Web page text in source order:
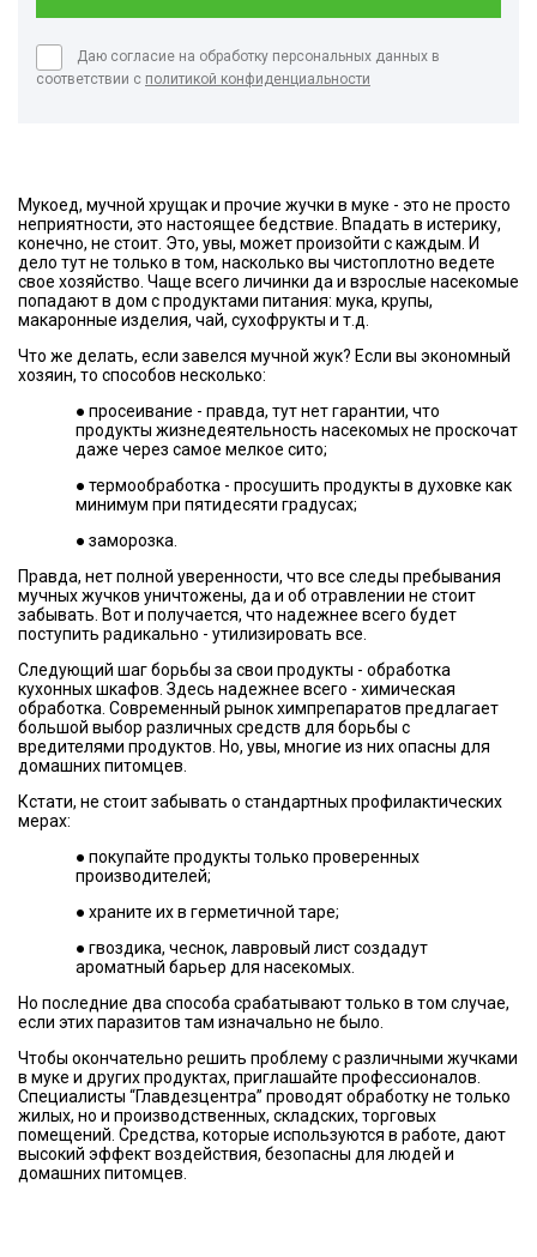
Даю согласие на обработку персональных данных в
соответствии с политикой конфиденциальности
Мукоед, мучной хрущак и прочие жучки в муке - это не просто
неприятности, это настоящее бедствие. Впадать в истерику,
конечно, не стоит. Это, увы, может произойти с каждым. И
дело тут не только в том, насколько вы чистоплотно ведете
свое хозяйство. Чаще всего личинки да и взрослые насекомые
попадают в дом с продуктами питания: мука, крупы,
макаронные изделия, чай, сухофрукты и т.д.
Что же делать, если завелся мучной жук? Если вы экономный
хозяин, то способов несколько:
● просеивание - правда, тут нет гарантии, что
продукты жизнедеятельность насекомых не проскочат
даже через самое мелкое сито;
● термообработка - просушить продукты в духовке как
минимум при пятидесяти градусах;
● заморозка.
Правда, нет полной уверенности, что все следы пребывания
мучных жучков уничтожены, да и об отравлении не стоит
забывать. Вот и получается, что надежнее всего будет
поступить радикально - утилизировать все.
Следующий шаг борьбы за свои продукты - обработка
кухонных шкафов. Здесь надежнее всего - химическая
обработка. Современный рынок химпрепаратов предлагает
большой выбор различных средств для борьбы с
вредителями продуктов. Но, увы, многие из них опасны для
домашних питомцев.
Кстати, не стоит забывать о стандартных профилактических
мерах:
● покупайте продукты только проверенных
производителей;
● храните их в герметичной таре;
● гвоздика, чеснок, лавровый лист создадут
ароматный барьер для насекомых.
Но последние два способа срабатывают только в том случае,
если этих паразитов там изначально не было.
Чтобы окончательно решить проблему с различными жучками
в муке и других продуктах, приглашайте профессионалов.
Специалисты “Главдезцентра” проводят обработку не только
жилых, но и производственных, складских, торговых
помещений. Средства, которые используются в работе, дают
высокий эффект воздействия, безопасны для людей и
домашних питомцев.